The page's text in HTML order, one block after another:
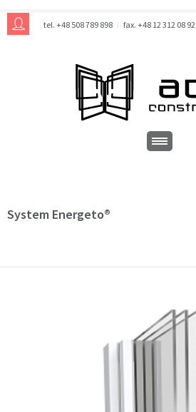
tel. +48 508 789 898 fax. +48 12 312 08 92
System Energeto®